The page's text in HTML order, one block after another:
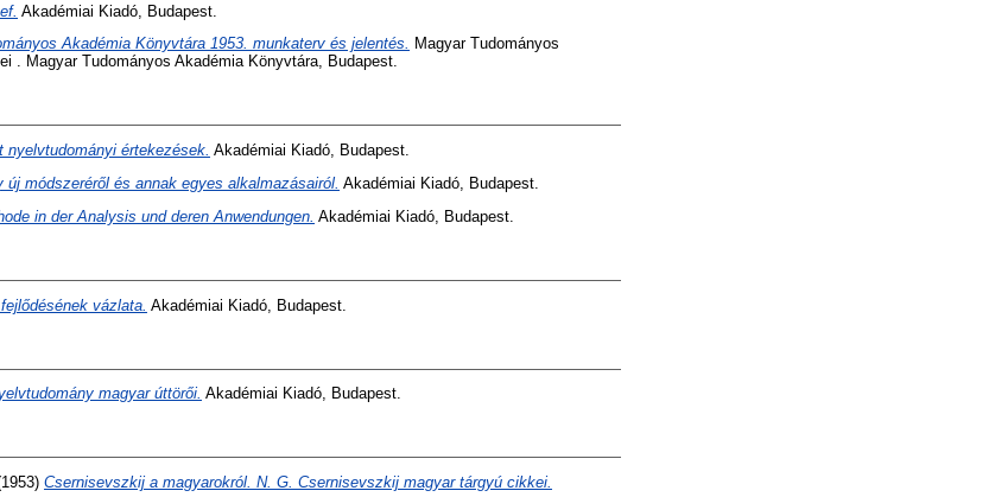
Akadémiai Kiadó, Budapest.
Akadémia Könyvtára 1953. munkaterv és jelentés. Magyar Tudományos
. Magyar Tudományos Akadémia Könyvtára, Budapest.
nyelvtudományi értekezések. Akadémiai Kiadó, Budapest.
új módszeréről és annak egyes alkalmazásairól. Akadémiai Kiadó, Budapest.
in der Analysis und deren Anwendungen. Akadémiai Kiadó, Budapest.
vázlata. Akadémiai Kiadó, Budapest.
magyar úttörői. Akadémiai Kiadó, Budapest.
Csernisevszkij a magyarokról. N. G. Csernisevszkij magyar tárgyú cikkei.